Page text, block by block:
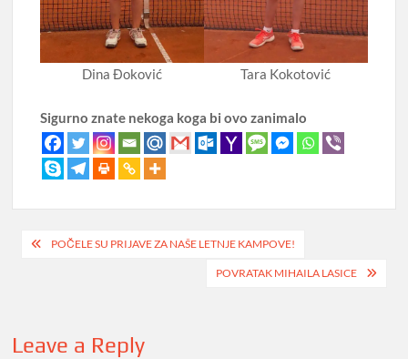
Dina Đoković Tara Kokotović
Sigurno znate nekoga koga bi ovo zanimalo
PostPOČELE SU PRIJAVE ZA NAŠE LETNJE KAMPOVE!
POVRATAK MIHAILA LASICE
Leave a Reply